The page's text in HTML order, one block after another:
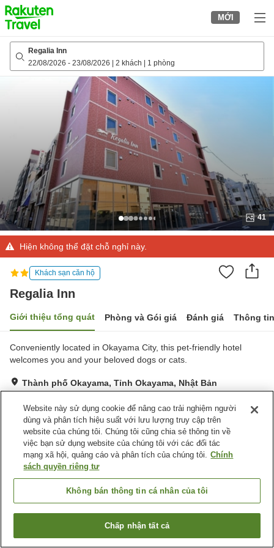
to
top
page
MỚI
Regalia Inn
22/08/2026 - 23/08/2026 2 khách 1 phòng
41
Hiện không thể đặt chỗ nghỉ này.
Khách sạn căn hộ
Regalia Inn
Giới thiệu tổng quát Phòng và Gói giá Đánh giá Thông
Conveniently located in Okayama City, this pet-friendly hotel
welcomes you and your beloved dogs or cats.
Thành phố Okayama, Tỉnh Okayama, Nhật Bản
Rất tốt Đánh giá: 19 lượt
Tiện nghi chỗ nghỉ
Thân thiện với thú cưng
Tìm phòng trống
Website này sử dụng cookie để nâng cao trải nghiệm người
dùng và phân tích hiệu suất với lưu lượng truy cập trên
website của chúng tôi. Chúng tôi cũng chia sẻ thông tin về
việc bạn sử dụng website của chúng tôi với các đối tác
mạng xã hội, quảng cáo và phân tích của chúng tôi. Chính
sách quyền riêng tư
Không bán thông tin cá nhân của tôi
Chấp nhận tất cả